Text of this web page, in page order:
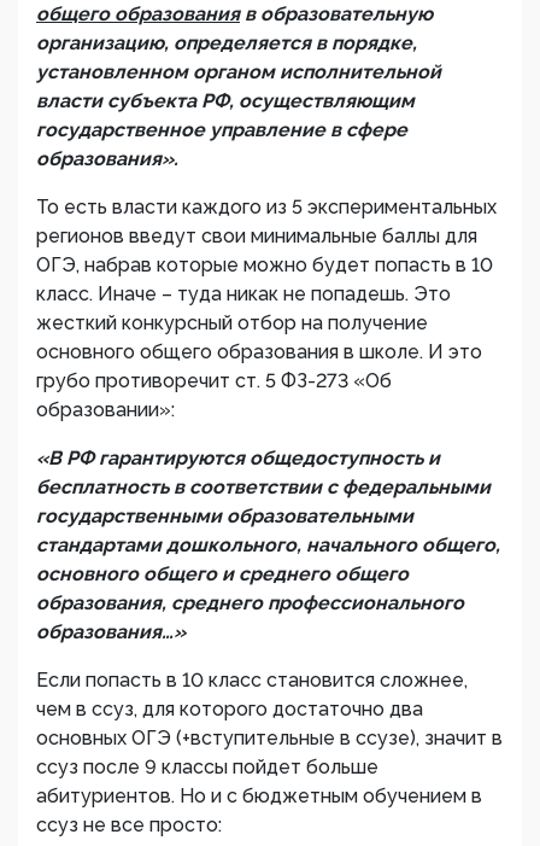
общего образования в образовательную
организацию, определяется в порядке,
установленном органом исполнительной
власти субъекта РФ, осуществляющим
государственное управление в сфере
образования».
То есть власти каждого из 5 экспериментальных
регионов введут свои минимальные баллы для
ОГЭ, набрав которые можно будет попасть в 10
класс. Иначе – туда никак не попадешь. Это
жесткий конкурсный отбор на получение
основного общего образования в школе. И это
грубо противоречит ст. 5 ФЗ-273 «Об
образовании»:
«В РФ гарантируются общедоступность и
бесплатность в соответствии с федеральными
государственными образовательными
стандартами дошкольного, начального общего,
основного общего и среднего общего
образования, среднего профессионального
образования…»
Если попасть в 10 класс становится сложнее,
чем в ссуз, для которого достаточно два
основных ОГЭ (+вступительные в ссузе), значит в
ссуз после 9 классы пойдет больше
абитуриентов. Но и с бюджетным обучением в
ссуз не все просто: